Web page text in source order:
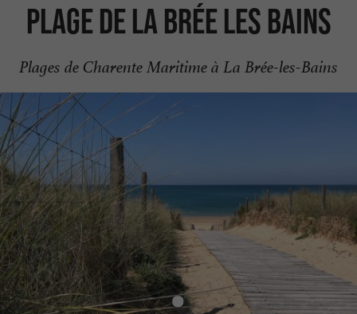
Plage de la Brée les Bains
Plages de Charente Maritime à La Brée-les-Bains